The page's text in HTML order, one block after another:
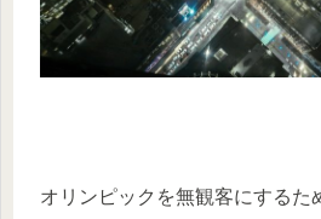
オリンピックを無観客にするた